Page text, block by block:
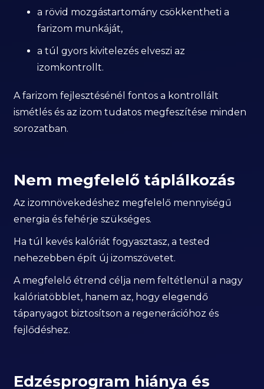
a rövid mozgástartomány csökkentheti a
farizom munkáját,
a túl gyors kivitelezés elveszi az
izomkontrollt.
A farizom fejlesztésénél fontos a kontrollált
ismétlés és az izom tudatos megfeszítése minden
sorozatban.
Nem megfelelő táplálkozás
Az izomnövekedéshez megfelelő mennyiségű
energia és fehérje szükséges.
Ha túl kevés kalóriát fogyasztasz, a tested
nehezebben épít új izomszövetet.
A megfelelő étrend célja nem feltétlenül a nagy
kalóriatöbblet, hanem az, hogy elegendő
tápanyagot biztosítson a regenerációhoz és
fejlődéshez.
Edzésprogram hiánya és